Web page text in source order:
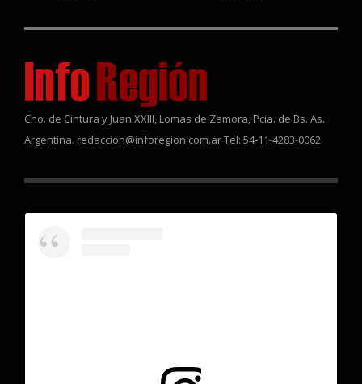
Cno. de Cintura y Juan XXIII, Lomas de Zamora, Pcia. de Bs. As.
Argentina. redaccion@inforegion.com.ar Tel: 54-11-4283-0062